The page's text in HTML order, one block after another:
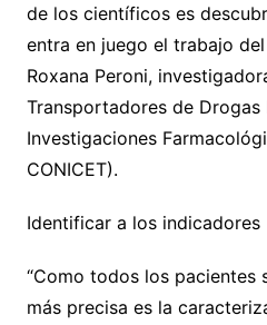
de los científicos es
entra en juego el trabajo
Roxana Peroni,
Transportadores de Drogas
Investigaciones
CONICET).
Identificar a los indicadores
“Como todos los pacientes
más precisa es la